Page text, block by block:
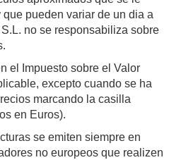
pueden variar de un dia a
no se responsabiliza sobre
el Impuesto sobre el Valor
excepto cuando se ha
marcando la casilla
en Euros).
se emiten siempre en
no europeos que realizen